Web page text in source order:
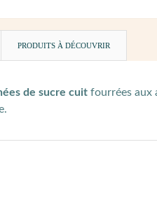
PRODUITS À DÉCOUVRIR
de sucre cuit fourrées aux